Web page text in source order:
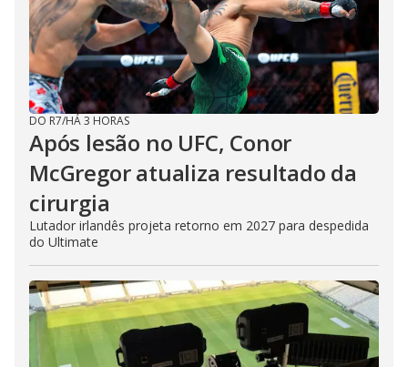
DO R7/HÁ 3 HORAS
Após lesão no UFC, Conor
McGregor atualiza resultado da
cirurgia
Lutador irlandês projeta retorno em 2027 para despedida
do Ultimate